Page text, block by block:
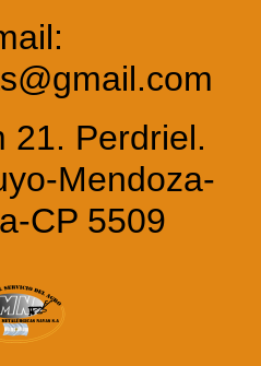
21. Perdriel.
Mendoza-
CP 5509